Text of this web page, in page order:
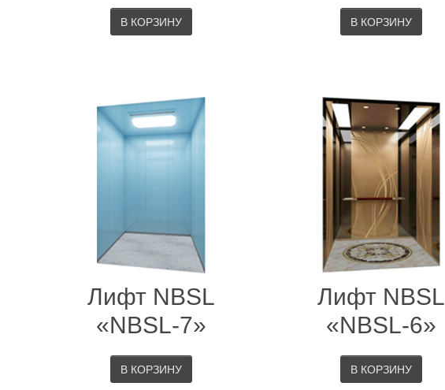
В КОРЗИНУ В КОРЗИНУ
Лифт NBSL
«NBSL-7»
В КОРЗИНУ
Лифт NBSL
«NBSL-6»
В КОРЗИНУ